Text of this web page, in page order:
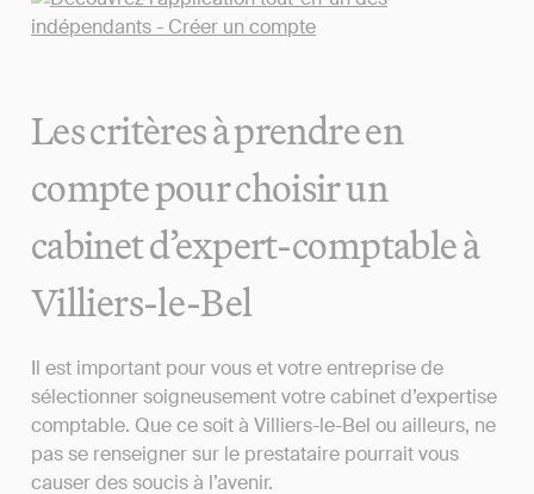
Les critères à prendre en
compte pour choisir un
cabinet d’expert-comptable à
Villiers-le-Bel
Il est important pour vous et votre entreprise de
sélectionner soigneusement votre cabinet d’expertise
comptable. Que ce soit à Villiers-le-Bel ou ailleurs, ne
pas se renseigner sur le prestataire pourrait vous
causer des soucis à l’avenir.